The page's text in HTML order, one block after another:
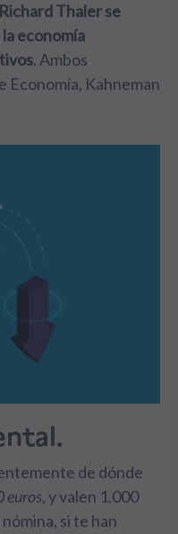
Thaler se
economía
. Ambos
Economía, Kahneman
de dónde
euros, y valen 1.000
si te han